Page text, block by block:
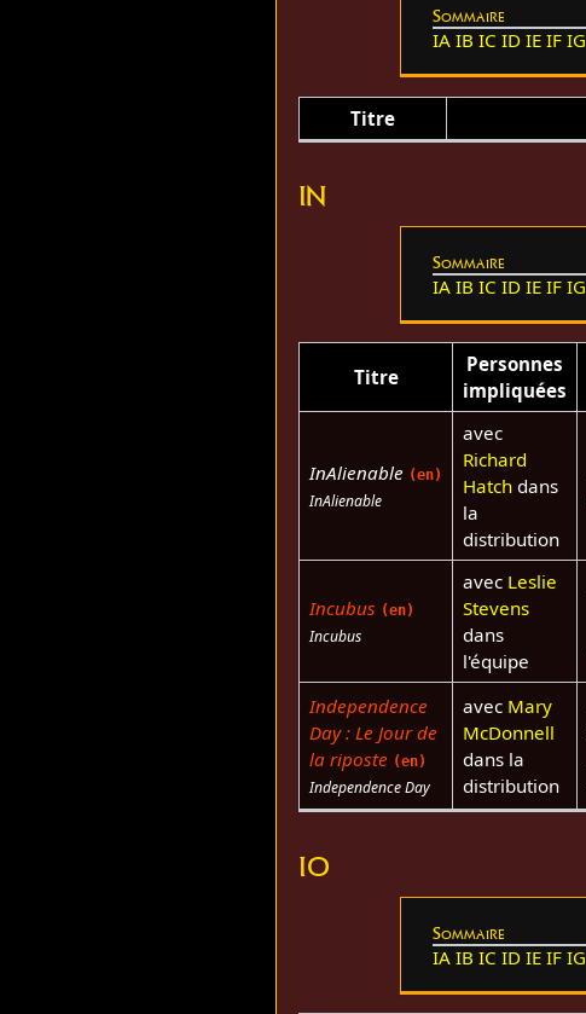
Sommaire
IA IB IC ID IE IF IG
Titre
IN
Sommaire
IA IB IC ID IE IF IG
Titre
Personnes
impliquées
InAlienable (en)
InAlienable
avec
Richard
Hatchdans
la
distribution
Incubus (en)
Incubus
avec Leslie
Stevens
dans
l'équipe
Independence
Day : Le Jour de
la riposte (en)
Independence Day
avec Mary
McDonnell
dans la
distribution
IO
Sommaire
IA IB IC ID IE IF IG